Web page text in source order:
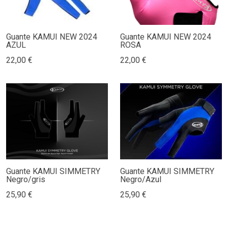
Guante KAMUI NEW 2024
AZUL
22,00 €
Guante KAMUI NEW 2024
ROSA
22,00 €
Guante KAMUI SIMMETRY
Negro/gris
25,90 €
Guante KAMUI SIMMETRY
Negro/Azul
25,90 €